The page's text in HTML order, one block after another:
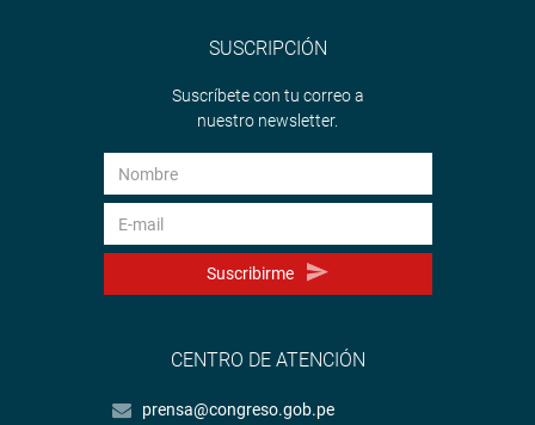
SUSCRIPCIÓN
Suscríbete con tu correo a
nuestro newsletter.
Suscribirme
CENTRO DE ATENCIÓN
prensa@congreso.gob.pe